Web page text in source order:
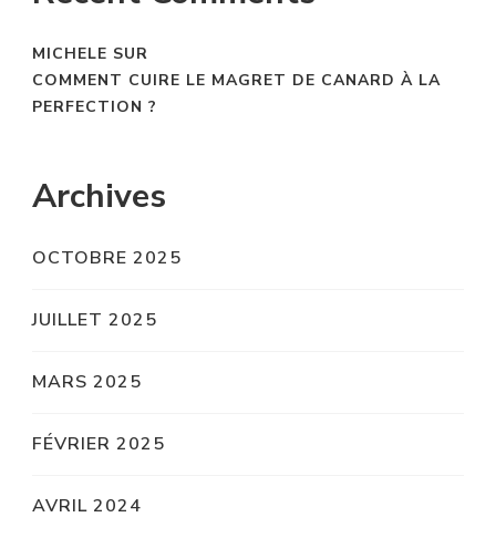
MICHELE SUR
COMMENT CUIRE LE MAGRET DE CANARD À LA
PERFECTION ?
Archives
OCTOBRE 2025
JUILLET 2025
MARS 2025
FÉVRIER 2025
AVRIL 2024